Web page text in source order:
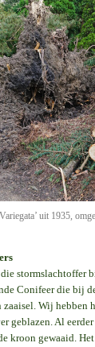
uit 1935,
die stormslachtoffer
Conifeer die bij
Wij hebben
geblazen. Al
kroon gewaaid.